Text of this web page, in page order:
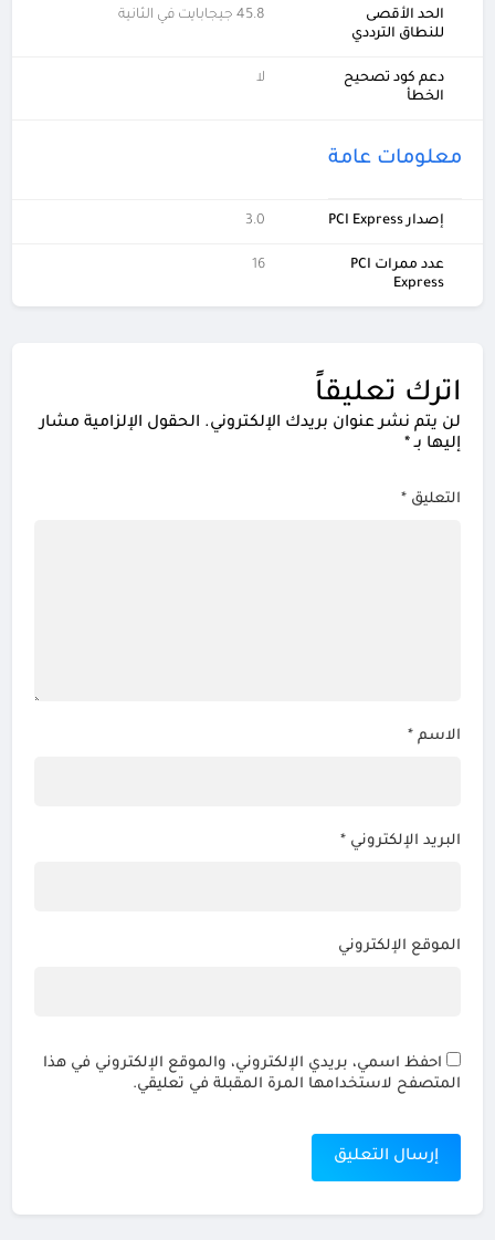
الحد الأقصى
للنطاق الترددي
45.8 جيجابايت في الثانية
دعم كود تصحيح
الخطأ
لا
معلومات عامة
إصدار PCI Express 3.0
عدد ممرات PCI
Express
16
اترك تعليقاً
لن يتم نشر عنوان بريدك الإلكتروني. الحقول الإلزامية مشار
إليها بـ*
التعليق*
الاسم*
البريد الإلكتروني*
الموقع الإلكتروني
احفظ اسمي، بريدي الإلكتروني، والموقع الإلكتروني في هذا
المتصفح لاستخدامها المرة المقبلة في تعليقي.